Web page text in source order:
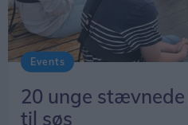
Events
20 unge
til søs